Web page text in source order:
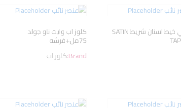
اورل بي خيط اسنان شريط SATIN كلوز اب وايت ناو جولد
75مل+فرشه
Brand:كلوز اب